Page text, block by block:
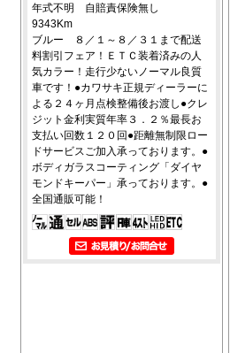
年式不明 自賠責保険無し
9343Km
ブルー ８／１～８／３１まで配送
料割引フェア！ＥＴＣ装着済みの人
気カラー！走行少ないノーマル良質
車です！●カワサキ正規ディーラーに
よる２４ヶ月点検整備後お渡し●クレ
ジット金利実質年率３．２％最長お
支払い回数１２０回●距離無制限ロー
ドサービスご加入承っております。●
ボディガラスコーティング「ダイヤ
モンドキーパー」承っております。●
全国通販可能！